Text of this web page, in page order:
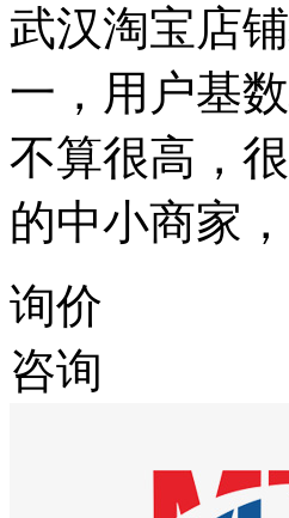
武汉淘宝店
一，用户基
不算很高，
的中小商家
询价
咨询